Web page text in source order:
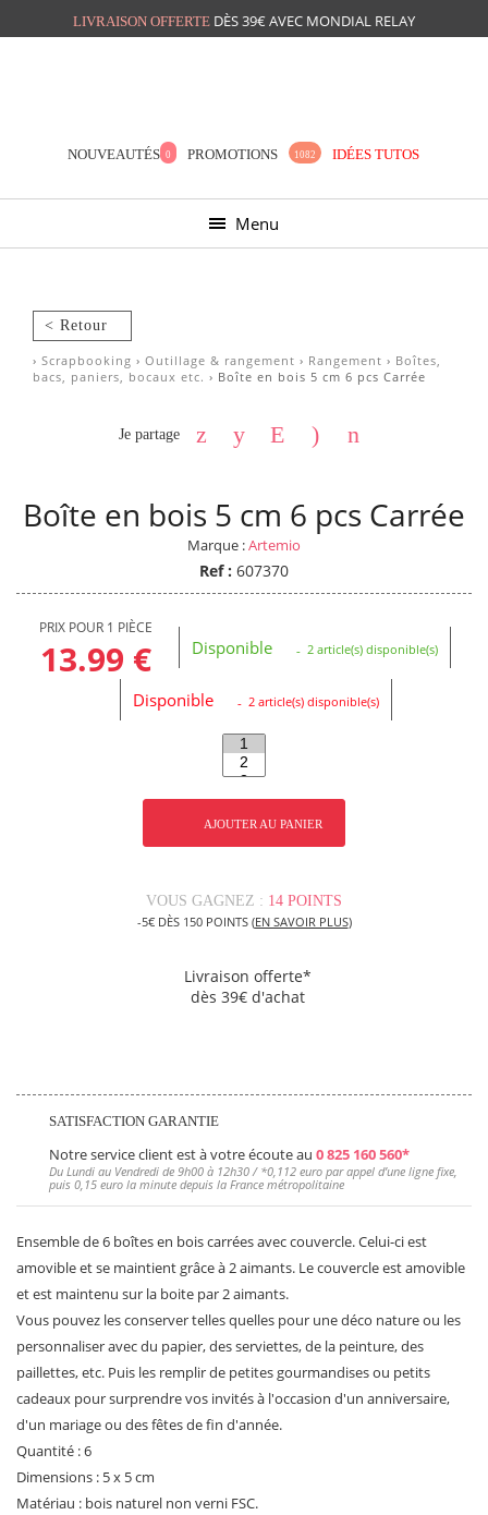
LIVRAISON OFFERTE DÈS 39€ AVEC MONDIAL RELAY
NOUVEAUTÉS 0 PROMOTIONS 1082 IDÉES TUTOS
Menu
< Retour
› Scrapbooking › Outillage & rangement › Rangement › Boîtes,
bacs, paniers, bocaux etc. › Boîte en bois 5 cm 6 pcs Carrée
Je partage
Boîte en bois 5 cm 6 pcs Carrée
Marque :Artemio
Ref : 607370
PRIX POUR 1 PIÈCE
13.99 € Disponible 2 article(s) disponible(s)
Disponible 2 article(s) disponible(s)
AJOUTER AU PANIER
VOUS GAGNEZ : 14 POINTS
-5€ DÈS 150 POINTS (EN SAVOIR PLUS)
Livraison offerte*
dès 39€ d'achat
SATISFACTION GARANTIE
Notre service client est à votre écoute au 0 825 160 560*
Du Lundi au Vendredi de 9h00 à 12h30 / *0,112 euro par appel d’une ligne fixe,
puis 0,15 euro la minute depuis la France métropolitaine
Ensemble de 6 boîtes en bois carrées avec couvercle. Celui-ci est
amovible et se maintient grâce à 2 aimants. Le couvercle est amovible
et est maintenu sur la boite par 2 aimants.
Vous pouvez les conserver telles quelles pour une déco nature ou les
personnaliser avec du papier, des serviettes, de la peinture, des
paillettes, etc. Puis les remplir de petites gourmandises ou petits
cadeaux pour surprendre vos invités à l'occasion d'un anniversaire,
d'un mariage ou des fêtes de fin d'année.
Quantité : 6
Dimensions : 5 x 5 cm
Matériau : bois naturel non verni FSC.